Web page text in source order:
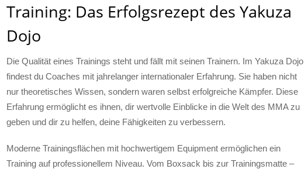
Training: Das Erfolgsrezept des Yakuza
Dojo
Die Qualität eines Trainings steht und fällt mit seinen Trainern. Im Yakuza Dojo
findest du Coaches mit jahrelanger internationaler Erfahrung. Sie haben nicht
nur theoretisches Wissen, sondern waren selbst erfolgreiche Kämpfer. Diese
Erfahrung ermöglicht es ihnen, dir wertvolle Einblicke in die Welt des MMA zu
geben und dir zu helfen, deine Fähigkeiten zu verbessern.
Moderne Trainingsflächen mit hochwertigem Equipment ermöglichen ein
Training auf professionellem Niveau. Vom Boxsack bis zur Trainingsmatte –